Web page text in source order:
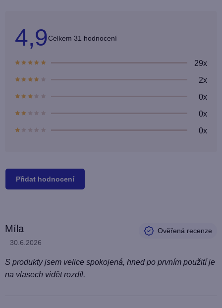
4,9Průměrné
hodnocení
5
31 hodnocení
29x
2x
0x
0x
0x
Přidat hodnocení
ý
p
i
s
Míla
Hodnocení produktu je 5 z 5 hvězdiček.
30.6.2026
S produkty jsem velice spokojená, hned po prvním použití je
na vlasech vidět rozdíl.